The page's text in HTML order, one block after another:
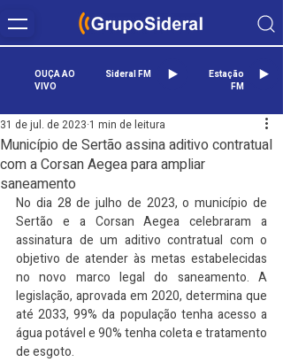
OUÇA AO
VIVO
Sideral FM
Estação
FM
Município de Sertão assina aditivo contratual
com a Corsan Aegea para ampliar
saneamento
31 de jul. de 2023 1 min de leitura
No dia 28 de julho de 2023, o município de
Sertão e a Corsan Aegea celebraram a
assinatura de um aditivo contratual com o
objetivo de atender às metas estabelecidas
no novo marco legal do saneamento. A
legislação, aprovada em 2020, determina que
até 2033, 99% da população tenha acesso a
água potável e 90% tenha coleta e tratamento
de esgoto.